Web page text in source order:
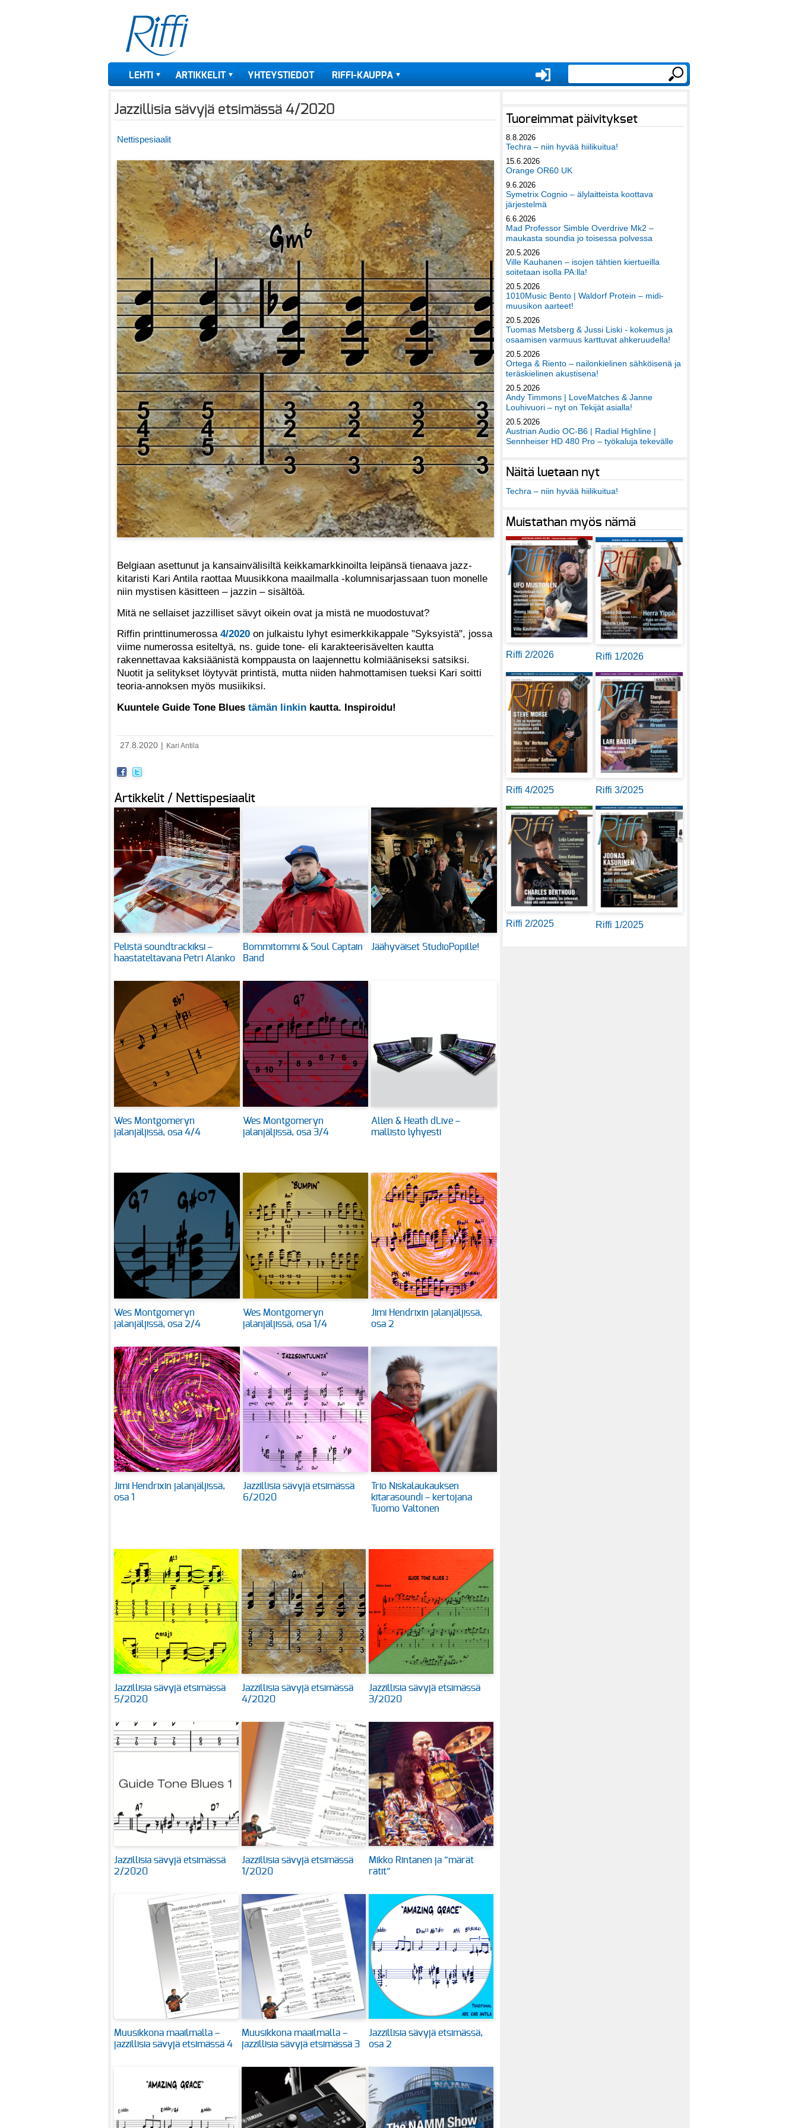
LEHTI ARTIKKELIT YHTEYSTIEDOT RIFFI-KAUPPA
Jazzillisia sävyjä etsimässä 4/2020
Nettispesiaalit
Belgiaan asettunut ja kansainvälisiltä keikkamarkkinoilta leipänsä tienaava jazz-
kitaristi Kari Antila raottaa Muusikkona maailmalla -kolumnisarjassaan tuon monelle
niin mystisen käsitteen – jazzin – sisältöä.
Mitä ne sellaiset jazzilliset sävyt oikein ovat ja mistä ne muodostuvat?
Riffin printtinumerossa 4/2020 on julkaistu lyhyt esimerkkikappale "Syksyistä", jossa
viime numerossa esiteltyä, ns. guide tone- eli karakteerisävelten kautta
rakennettavaa kaksiäänistä komppausta on laajennettu kolmiääniseksi satsiksi.
Nuotit ja selitykset löytyvät printistä, mutta niiden hahmottamisen tueksi Kari soitti
teoria-annoksen myös musiikiksi.
Kuuntele Guide Tone Blues tämän linkin kautta. Inspiroidu!
27.8.2020 | Kari Antila
Artikkelit / Nettispesiaalit
Pelistä soundtrackiksi –
haastateltavana Petri Alanko
Bommitommi & Soul Captain
Band
Jäähyväiset StudioPopille!
Wes Montgomeryn
jalanjäljissä, osa 4/4
Wes Montgomeryn
jalanjäljissä, osa 3/4
Allen & Heath dLive –
mallisto lyhyesti
Wes Montgomeryn
jalanjäljissä, osa 2/4
Wes Montgomeryn
jalanjäljissä, osa 1/4
Jimi Hendrixin jalanjäljissä,
osa 2
Jimi Hendrixin jalanjäljissä,
osa 1
Jazzillisia sävyjä etsimässä
6/2020
Trio Niskalaukauksen
kitarasoundi – kertojana
Tuomo Valtonen
Jazzillisia sävyjä etsimässä
5/2020
Jazzillisia sävyjä etsimässä
4/2020
Jazzillisia sävyjä etsimässä
3/2020
Jazzillisia sävyjä etsimässä
2/2020
Jazzillisia sävyjä etsimässä
1/2020
Mikko Rintanen ja ”märät
rätit”
Muusikkona maailmalla –
jazzillisia sävyjä etsimässä 4
Muusikkona maailmalla –
jazzillisia sävyjä etsimässä 3
Jazzillisia sävyjä etsimässä,
osa 2
Tuoreimmat päivitykset
8.8.2026
Techra – niin hyvää hiilikuitua!
15.6.2026
Orange OR60 UK
9.6.2026
Symetrix Cognio – älylaitteista koottava
järjestelmä
6.6.2026
Mad Professor Simble Overdrive Mk2 –
maukasta soundia jo toisessa polvessa
20.5.2026
Ville Kauhanen – isojen tähtien kiertueilla
soitetaan isolla PA:lla!
20.5.2026
1010Music Bento | Waldorf Protein – midi-
muusikon aarteet!
20.5.2026
Tuomas Metsberg & Jussi Liski - kokemus ja
osaamisen varmuus karttuvat ahkeruudella!
20.5.2026
Ortega & Riento – nailonkielinen sähköisenä ja
teräskielinen akustisena!
20.5.2026
Andy Timmons | LoveMatches & Janne
Louhivuori – nyt on Tekijät asialla!
20.5.2026
Austrian Audio OC-B6 | Radial Highline |
Sennheiser HD 480 Pro – työkaluja tekevälle
Näitä luetaan nyt
Techra – niin hyvää hiilikuitua!
Muistathan myös nämä
Riffi 2/2026 Riffi 1/2026
Riffi 4/2025 Riffi 3/2025
Riffi 2/2025 Riffi 1/2025